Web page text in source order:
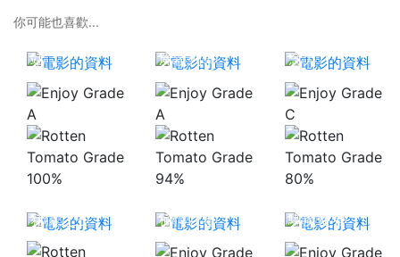
你可能也喜歡...
站
A
100%
屍殺列車
A
94%
念力
C
80%
豬玀之王 極悍巨鯊 驅魔使者